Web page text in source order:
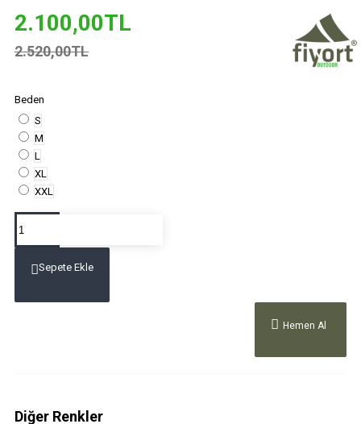
2.100,00TL
2.520,00TL
Beden
S
M
L
XL
XXL
Sepete Ekle
Hemen Al
Diğer Renkler